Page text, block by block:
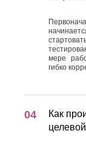
мере
гибко
Как